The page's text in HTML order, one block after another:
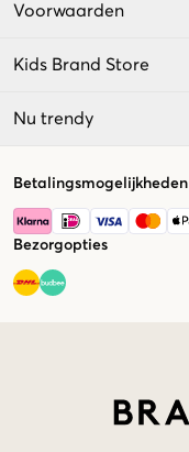
Voorwaarden
Kids Brand Store
Nu trendy
Betalingsmogelijkheden
Bezorgopties